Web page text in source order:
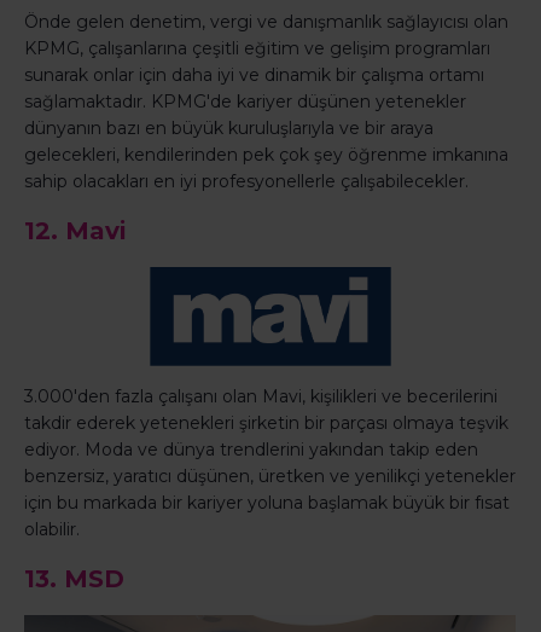
Önde gelen denetim, vergi ve danışmanlık sağlayıcısı olan
KPMG, çalışanlarına çeşitli eğitim ve gelişim programları
sunarak onlar için daha iyi ve dinamik bir çalışma ortamı
sağlamaktadır. KPMG'de kariyer düşünen yetenekler
dünyanın bazı en büyük kuruluşlarıyla ve bir araya
gelecekleri, kendilerinden pek çok şey öğrenme imkanına
sahip olacakları en iyi profesyonellerle çalışabilecekler.
12. Mavi
3.000'den fazla çalışanı olan Mavi, kişilikleri ve becerilerini
takdir ederek yetenekleri şirketin bir parçası olmaya teşvik
ediyor. Moda ve dünya trendlerini yakından takip eden
benzersiz, yaratıcı düşünen, üretken ve yenilikçi yetenekler
için bu markada bir kariyer yoluna başlamak büyük bir fısat
olabilir.
13. MSD